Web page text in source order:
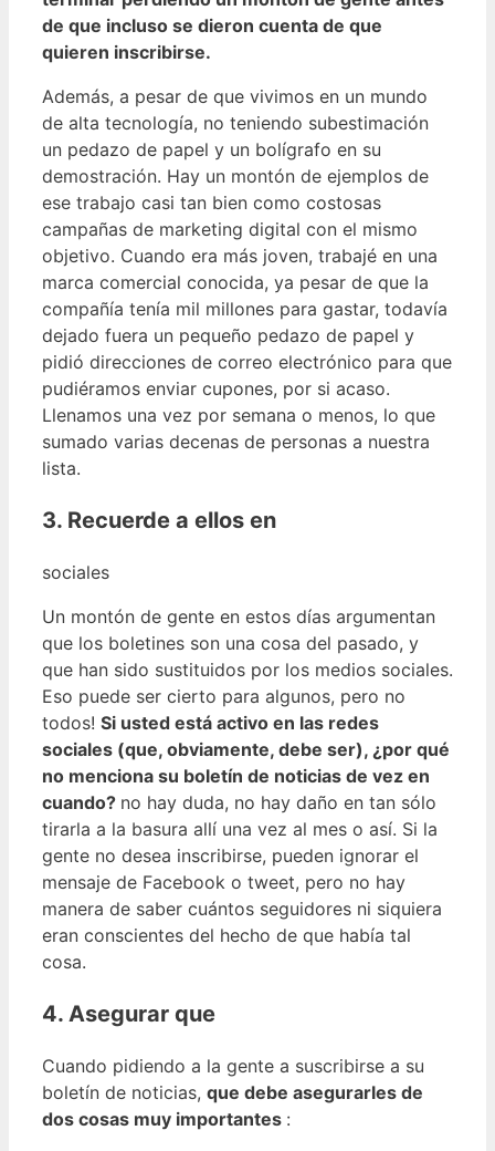
de que incluso se dieron cuenta de que
quieren inscribirse.
Además, a pesar de que vivimos en un mundo
de alta tecnología, no teniendo subestimación
un pedazo de papel y un bolígrafo en su
demostración. Hay un montón de ejemplos de
ese trabajo casi tan bien como costosas
campañas de marketing digital con el mismo
objetivo. Cuando era más joven, trabajé en una
marca comercial conocida, ya pesar de que la
compañía tenía mil millones para gastar, todavía
dejado fuera un pequeño pedazo de papel y
pidió direcciones de correo electrónico para que
pudiéramos enviar cupones, por si acaso.
Llenamos una vez por semana o menos, lo que
sumado varias decenas de personas a nuestra
lista.
3. Recuerde a ellos en
sociales
Un montón de gente en estos días argumentan
que los boletines son una cosa del pasado, y
que han sido sustituidos por los medios sociales.
Eso puede ser cierto para algunos, pero no
todos! Si usted está activo en las redes
sociales (que, obviamente, debe ser), ¿por qué
no menciona su boletín de noticias de vez en
cuando? no hay duda, no hay daño en tan sólo
tirarla a la basura allí una vez al mes o así. Si la
gente no desea inscribirse, pueden ignorar el
mensaje de Facebook o tweet, pero no hay
manera de saber cuántos seguidores ni siquiera
eran conscientes del hecho de que había tal
cosa.
4. Asegurar que
Cuando pidiendo a la gente a suscribirse a su
boletín de noticias, que debe asegurarles de
dos cosas muy importantes :